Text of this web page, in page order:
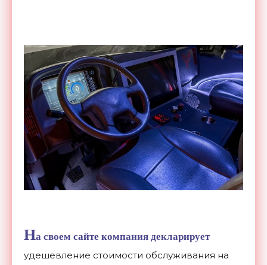
На своем сайте компания декларирует
удешевление стоимости обслуживания на